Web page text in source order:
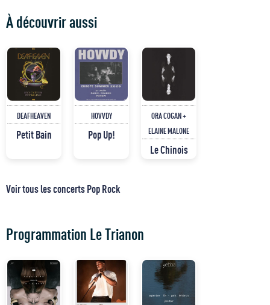
À découvrir aussi
DEAFHEAVEN
Petit Bain
HOVVDY
Pop Up!
ORA COGAN +
ELAINE MALONE
Le Chinois
Voir tous les concerts Pop Rock
Programmation Le Trianon